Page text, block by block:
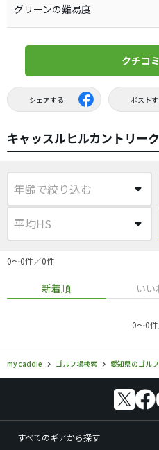
グリーンの難易度
クチコ
シェアする ポスト
キャッスルヒルカントリー
0〜0件／0件
新着順 いい
0〜0
my caddie ゴルフ場検索 愛知県のゴル
すべてのギアから探す